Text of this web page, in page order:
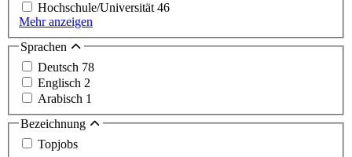
Hochschule/Universität46
Mehr anzeigen
Sprachen
Deutsch 78
Englisch 2
Arabisch 1
Bezeichnung
Topjobs